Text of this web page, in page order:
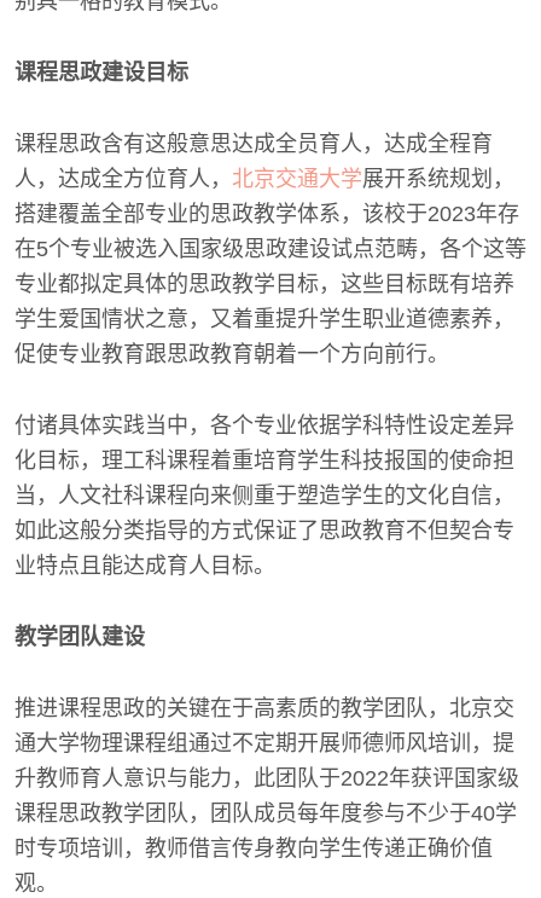
课程思政建设目标
课程思政含有这般意思达成全员育人，达成全程育
人，达成全方位育人， 北京交通大学展开系统规划，
搭建覆盖全部专业的思政教学体系，该校于2023年存
在5个专业被选入国家级思政建设试点范畴，各个这等
专业都拟定具体的思政教学目标，这些目标既有培养
学生爱国情状之意，又着重提升学生职业道德素养，
促使专业教育跟思政教育朝着一个方向前行。
付诸具体实践当中，各个专业依据学科特性设定差异
化目标，理工科课程着重培育学生科技报国的使命担
当，人文社科课程向来侧重于塑造学生的文化自信，
如此这般分类指导的方式保证了思政教育不但契合专
业特点且能达成育人目标。
教学团队建设
推进课程思政的关键在于高素质的教学团队，北京交
通大学物理课程组通过不定期开展师德师风培训，提
升教师育人意识与能力，此团队于2022年获评国家级
课程思政教学团队，团队成员每年度参与不少于40学
时专项培训，教师借言传身教向学生传递正确价值
观。